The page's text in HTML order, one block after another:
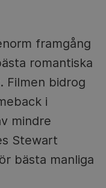
framgång
romantiska
Filmen bidrog
i
mindre
Stewart
bästa manliga